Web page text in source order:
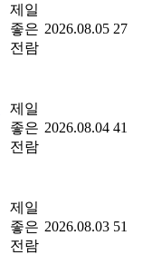
제일
좋은
전람
2026.08.05 27
제일
좋은
전람
2026.08.04 41
제일
좋은
전람
2026.08.03 51